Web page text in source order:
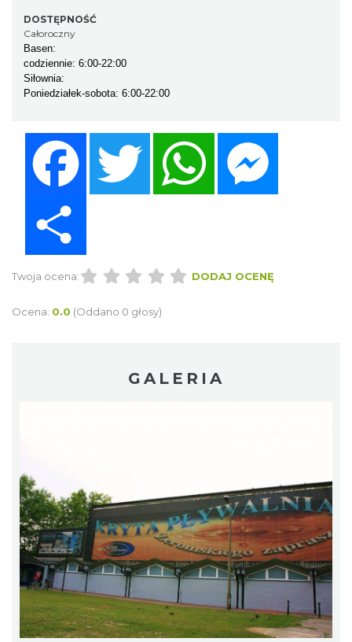
DOSTĘPNOŚĆ
Całoroczny
Basen:
codziennie: 6:00-22:00
Siłownia:
Poniedziałek-sobota: 6:00-22:00
Twitter WhatsApp
Twoja ocena: DODAJ OCENĘ
Ocena: 0.0 (Oddano 0 głosy)
GALERIA